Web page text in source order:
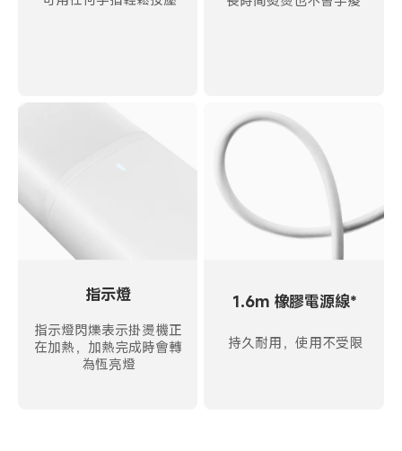
指示燈
指示燈閃爍表示掛燙機正
在加熱，加熱完成時會轉
為恆亮燈
1.6m 橡膠電源線*
持久耐用，使用不受限